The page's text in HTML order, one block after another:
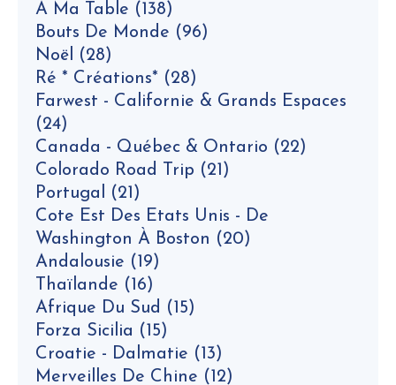
A Ma Table (138)
Bouts De Monde (96)
Noël (28)
Ré * Créations* (28)
Farwest - Californie & Grands Espaces
(24)
Canada - Québec & Ontario (22)
Colorado Road Trip (21)
Portugal (21)
Cote Est Des Etats Unis - De
Washington À Boston (20)
Andalousie (19)
Thaïlande (16)
Afrique Du Sud (15)
Forza Sicilia (15)
Croatie - Dalmatie (13)
Merveilles De Chine (12)